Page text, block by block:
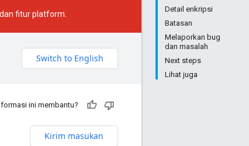
Detail enkripsi
Batasan
Melaporkan bug
dan masalah
Next steps
Lihat juga
fitur platform.
ini membantu?
Kirim masukan